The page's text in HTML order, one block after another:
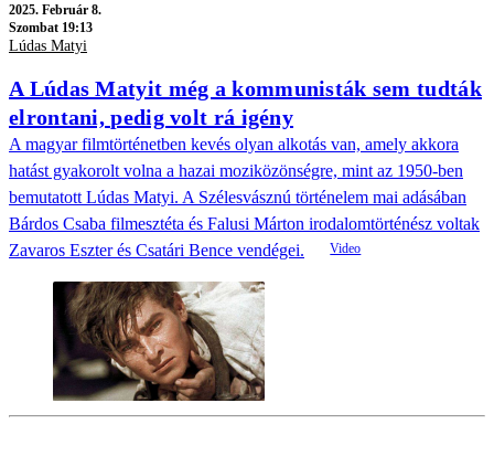
2025. Február 8.
Szombat 19:13
Lúdas Matyi
A Lúdas Matyit még a kommunisták sem tudták
elrontani, pedig volt rá igény
A magyar filmtörténetben kevés olyan alkotás van, amely akkora
hatást gyakorolt volna a hazai moziközönségre, mint az 1950-ben
bemutatott Lúdas Matyi. A Szélesvásznú történelem mai adásában
Bárdos Csaba filmesztéta és Falusi Márton irodalomtörténész voltak
Zavaros Eszter és Csatári Bence vendégei.